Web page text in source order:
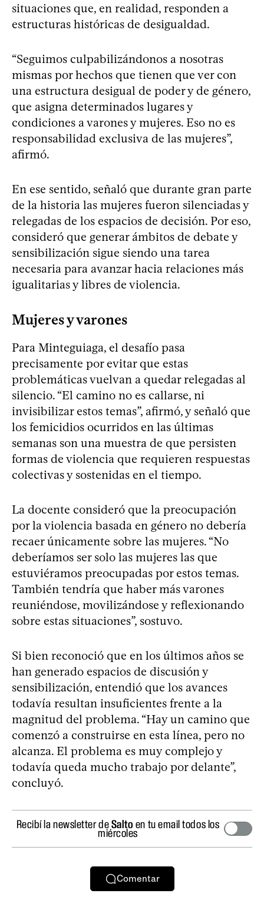
situaciones que, en realidad, responden a
estructuras históricas de desigualdad.
“Seguimos culpabilizándonos a nosotras
mismas por hechos que tienen que ver con
una estructura desigual de poder y de género,
que asigna determinados lugares y
condiciones a varones y mujeres. Eso no es
responsabilidad exclusiva de las mujeres”,
afirmó.
En ese sentido, señaló que durante gran parte
de la historia las mujeres fueron silenciadas y
relegadas de los espacios de decisión. Por eso,
consideró que generar ámbitos de debate y
sensibilización sigue siendo una tarea
necesaria para avanzar hacia relaciones más
igualitarias y libres de violencia.
Mujeres y varones
Para Minteguiaga, el desafío pasa
precisamente por evitar que estas
problemáticas vuelvan a quedar relegadas al
silencio. “El camino no es callarse, ni
invisibilizar estos temas”, afirmó, y señaló que
los femicidios ocurridos en las últimas
semanas son una muestra de que persisten
formas de violencia que requieren respuestas
colectivas y sostenidas en el tiempo.
La docente consideró que la preocupación
por la violencia basada en género no debería
recaer únicamente sobre las mujeres. “No
deberíamos ser solo las mujeres las que
estuviéramos preocupadas por estos temas.
También tendría que haber más varones
reuniéndose, movilizándose y reflexionando
sobre estas situaciones”, sostuvo.
Si bien reconoció que en los últimos años se
han generado espacios de discusión y
sensibilización, entendió que los avances
todavía resultan insuficientes frente a la
magnitud del problema. “Hay un camino que
comenzó a construirse en esta línea, pero no
alcanza. El problema es muy complejo y
todavía queda mucho trabajo por delante”,
concluyó.
Recibí la newsletter deSalto en tu email todos los
miércoles
Comentar